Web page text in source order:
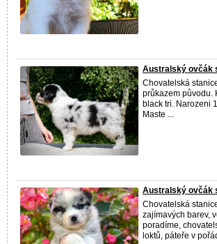
Australský ovčák
Chovatelská
průkazem původu.
black tri. Narozeni
Maste ...
Australský ovčák
Chovatelská
zajímavých barev,
poradíme,
loktů, páteře v